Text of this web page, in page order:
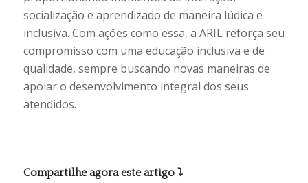
socialização e aprendizado de maneira lúdica e
inclusiva. Com ações como essa, a ARIL reforça seu
compromisso com uma educação inclusiva e de
qualidade, sempre buscando novas maneiras de
apoiar o desenvolvimento integral dos seus
atendidos.
Compartilhe agora este artigo ⤵